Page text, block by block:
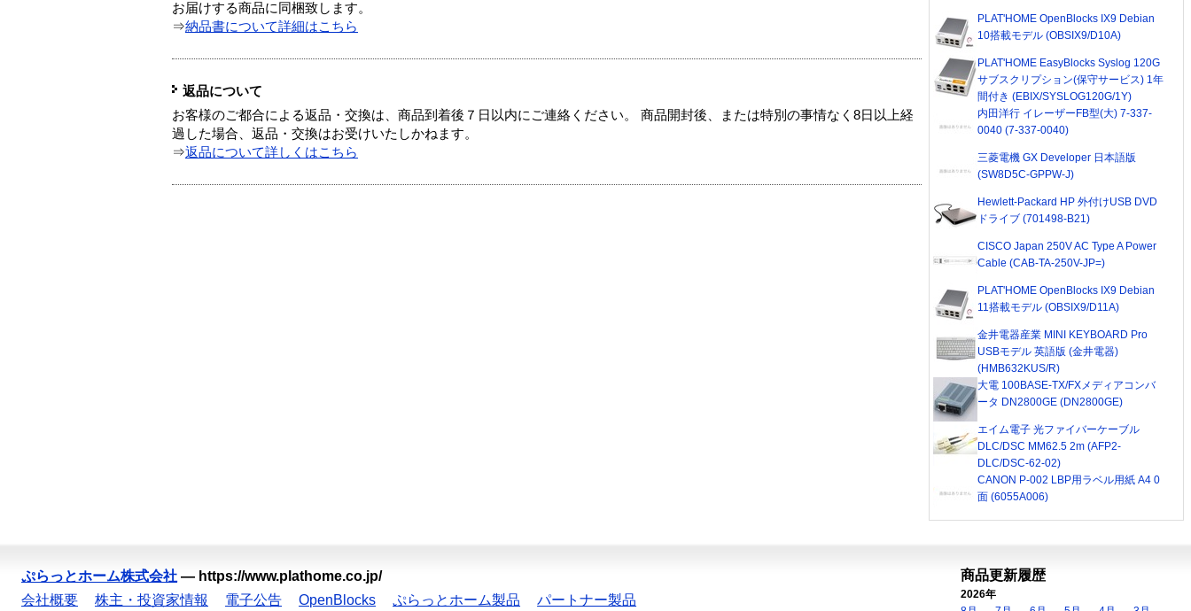
お届けする商品に同梱致します。
⇒納品書について詳細はこちら
返品について
お客様のご都合による返品・交換は、商品到着後７日以内にご連絡ください。 商品開封後、または特別の事情なく8日以上経
過した場合、返品・交換はお受けいたしかねます。
⇒返品について詳しくはこちら
PLAT'HOME OpenBlocks IX9 Debian
10搭載モデル (OBSIX9/D10A)
PLAT'HOME EasyBlocks Syslog 120G
サブスクリプション(保守サービス) 1年
間付き (EBIX/SYSLOG120G/1Y)
内田洋行 イレーザーFB型(大) 7-337-
0040 (7-337-0040)
三菱電機 GX Developer 日本語版
(SW8D5C-GPPW-J)
Hewlett-Packard HP 外付けUSB DVD
ドライブ (701498-B21)
CISCO Japan 250V AC Type A Power
Cable (CAB-TA-250V-JP=)
PLAT'HOME OpenBlocks IX9 Debian
11搭載モデル (OBSIX9/D11A)
金井電器産業 MINI KEYBOARD Pro
USBモデル 英語版 (金井電器)
(HMB632KUS/R)
大電 100BASE-TX/FXメディアコンバ
ータ DN2800GE (DN2800GE)
エイム電子 光ファイバーケーブル
DLC/DSC MM62.5 2m (AFP2-
DLC/DSC-62-02)
CANON P-002 LBP用ラベル用紙 A4 0
面 (6055A006)
ぷらっとホーム株式会社 — https://www.plathome.co.jp/
会社概要
株主・投資家情報 電子公告 OpenBlocks ぷらっとホーム製品 パートナー製品
商品更新履歴
2026年